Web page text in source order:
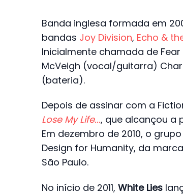
Banda inglesa formada em
bandas Joy Division, Echo &
Inicialmente chamada de
McVeigh (vocal/guitarra)
(bateria).
Depois de assinar com a
Lose My Life..., que alcançou a
Em dezembro de 2010, o
Design for Humanity, da
São Paulo.
No início de 2011, White Lies